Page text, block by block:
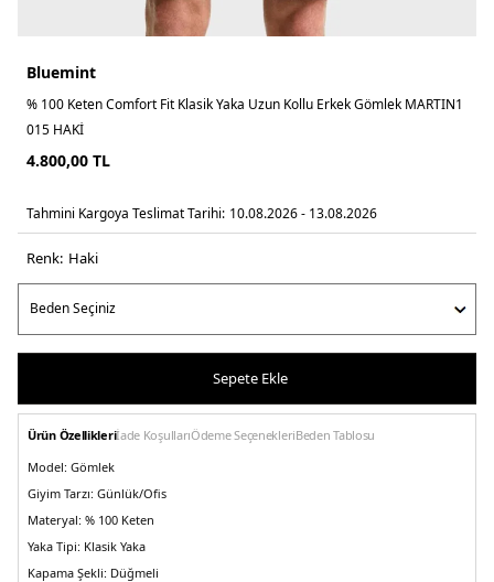
Bluemint
% 100 Keten Comfort Fit Klasik Yaka Uzun Kollu Erkek Gömlek MARTIN1
015 HAKİ
4.800,00 TL
Tahmini Kargoya Teslimat Tarihi: 10.08.2026 - 13.08.2026
Renk: haki̇
Sepete Ekle
Ürün Özellikleriİade KoşullarıÖdeme SeçenekleriBeden Tablosu
Model: Gömlek
Giyim Tarzı: Günlük/Ofis
Materyal: % 100 Keten
Yaka Tipi: Klasik Yaka
Kapama Şekli: Düğmeli